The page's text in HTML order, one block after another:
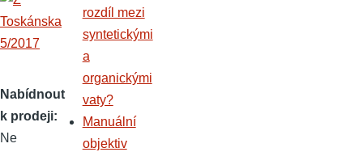
Nabídnout
k prodeji
Ne
rozdíl mezi
syntetickými
a
organickými
vaty?
Manuální
objektiv